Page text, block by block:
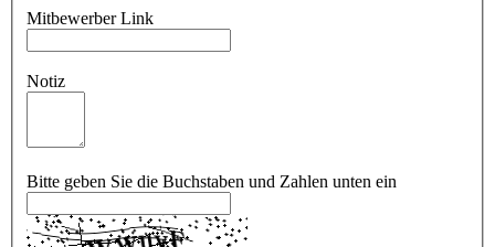
Mitbewerber Link
Notiz
Bitte geben Sie die Buchstaben und Zahlen unten ein